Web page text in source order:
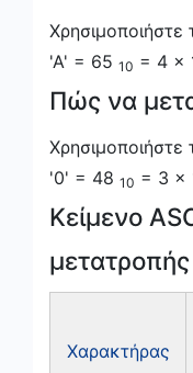
Χρησιμοποιήστε
'A' = 65 10 = 4 ×
Πώς να
Χρησιμοποιήστε
'0' = 48 10 = 3 ×
Κείμενο
μετατροπής
Χαρακτήρας